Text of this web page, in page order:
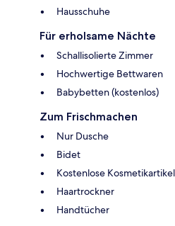
Hausschuhe
Für erholsame Nächte
Schallisolierte Zimmer
Hochwertige Bettwaren
Babybetten (kostenlos)
Zum Frischmachen
Nur Dusche
Bidet
Kostenlose Kosmetikartikel
Haartrockner
Handtücher